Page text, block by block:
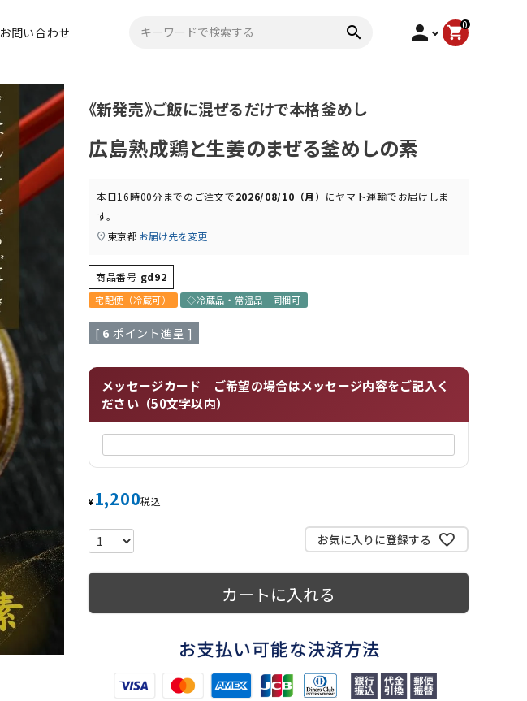
お問い合わせ search person 0
shopping_cart
《新発売》ご飯に混ぜるだけで本格釜めし
広島熟成鶏と生姜のまぜる釜めしの素
本日16時00分までのご注文で2026/08/10（月） にヤマト運輸でお届けしま
す。
東京都 お届け先を変更
商品番号 gd92
宅配便（冷蔵可） ◇冷蔵品・常温品 同梱可
[ 6 ポイント進呈 ]
メッセージカード ご希望の場合はメッセージ内容をご記入く
ださい（50文字以内）
¥ 1,200税込
お気に入りに登録する
カートに入れる